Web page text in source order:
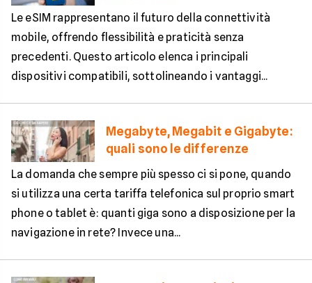
Le eSIM rappresentano il futuro della connettività
mobile, offrendo flessibilità e praticità senza
precedenti. Questo articolo elenca i principali
dispositivi compatibili, sottolineando i vantaggi...
Megabyte, Megabit e Gigabyte:
quali sono le differenze
La domanda che sempre più spesso ci si pone, quando
si utilizza una certa tariffa telefonica sul proprio smart
phone o tablet è: quanti giga sono a disposizione per la
navigazione in rete? Invece una...